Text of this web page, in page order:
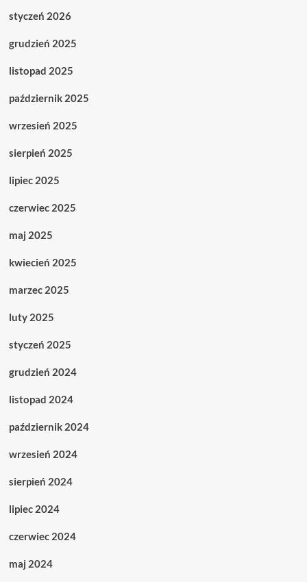
styczeń 2026
grudzień 2025
listopad 2025
październik 2025
wrzesień 2025
sierpień 2025
lipiec 2025
czerwiec 2025
maj 2025
kwiecień 2025
marzec 2025
luty 2025
styczeń 2025
grudzień 2024
listopad 2024
październik 2024
wrzesień 2024
sierpień 2024
lipiec 2024
czerwiec 2024
maj 2024